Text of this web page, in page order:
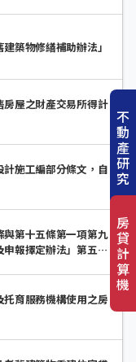
築物修繕補助辦法」
屋之財產交易所得計
施工編部分條文，自
第十五條第一項第九
報擇定辦法」第五
育服務機構使用之房
不
動
產
研
究
房
貸
計
算
機